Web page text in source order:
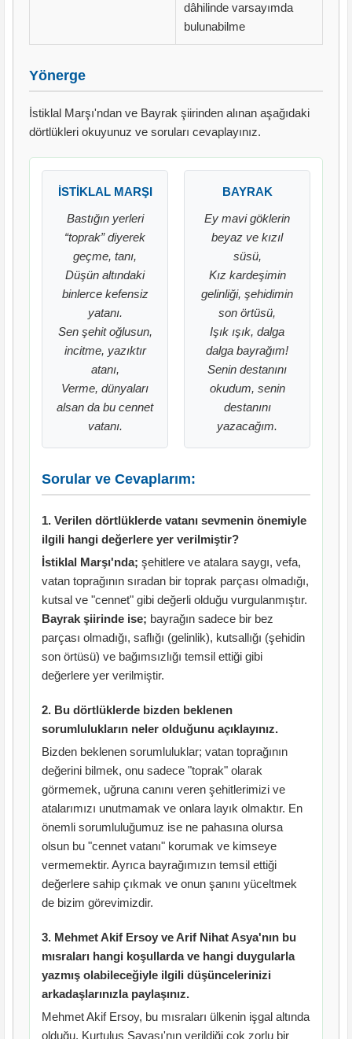
dâhilinde varsayımda
bulunabilme
Yönerge
İstiklal Marşı'ndan ve Bayrak şiirinden alınan aşağıdaki
dörtlükleri okuyunuz ve soruları cevaplayınız.
İSTİKLAL MARŞI
Bastığın yerleri
“toprak” diyerek
geçme, tanı,
Düşün altındaki
binlerce kefensiz
yatanı.
Sen şehit oğlusun,
incitme, yazıktır
atanı,
Verme, dünyaları
alsan da bu cennet
vatanı.
BAYRAK
Ey mavi göklerin
beyaz ve kızıl
süsü,
Kız kardeşimin
gelinliği, şehidimin
son örtüsü,
Işık ışık, dalga
dalga bayrağım!
Senin destanını
okudum, senin
destanını
yazacağım.
Sorular ve Cevaplarım:
1. Verilen dörtlüklerde vatanı sevmenin önemiyle
ilgili hangi değerlere yer verilmiştir?
İstiklal Marşı'nda; şehitlere ve atalara saygı, vefa,
vatan toprağının sıradan bir toprak parçası olmadığı,
kutsal ve "cennet" gibi değerli olduğu vurgulanmıştır.
Bayrak şiirinde ise; bayrağın sadece bir bez
parçası olmadığı, saflığı (gelinlik), kutsallığı (şehidin
son örtüsü) ve bağımsızlığı temsil ettiği gibi
değerlere yer verilmiştir.
2. Bu dörtlüklerde bizden beklenen
sorumlulukların neler olduğunu açıklayınız.
Bizden beklenen sorumluluklar; vatan toprağının
değerini bilmek, onu sadece "toprak" olarak
görmemek, uğruna canını veren şehitlerimizi ve
atalarımızı unutmamak ve onlara layık olmaktır. En
önemli sorumluluğumuz ise ne pahasına olursa
olsun bu "cennet vatanı" korumak ve kimseye
vermemektir. Ayrıca bayrağımızın temsil ettiği
değerlere sahip çıkmak ve onun şanını yüceltmek
de bizim görevimizdir.
3. Mehmet Akif Ersoy ve Arif Nihat Asya'nın bu
mısraları hangi koşullarda ve hangi duygularla
yazmış olabileceğiyle ilgili düşüncelerinizi
arkadaşlarınızla paylaşınız.
Mehmet Akif Ersoy, bu mısraları ülkenin işgal altında
olduğu, Kurtuluş Savaşı'nın verildiği çok zorlu bir